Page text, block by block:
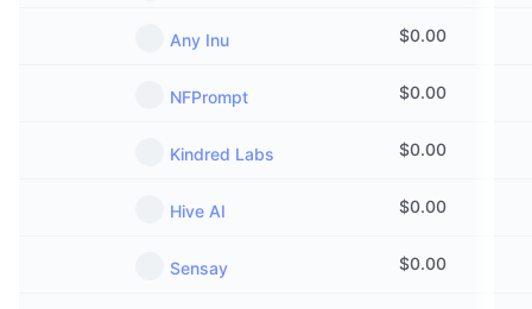
Any Inu $0.00
NFPrompt $0.00
Kindred Labs $0.00
Hive AI $0.00
Sensay $0.00